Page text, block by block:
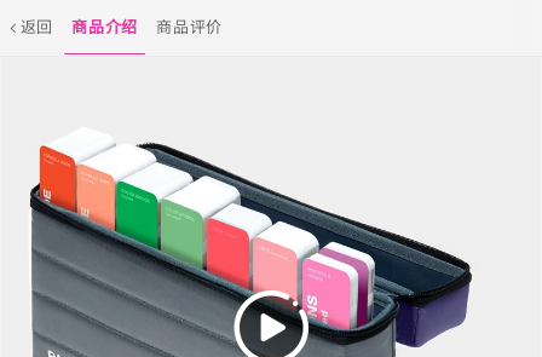
返回 商品介绍 商品评价